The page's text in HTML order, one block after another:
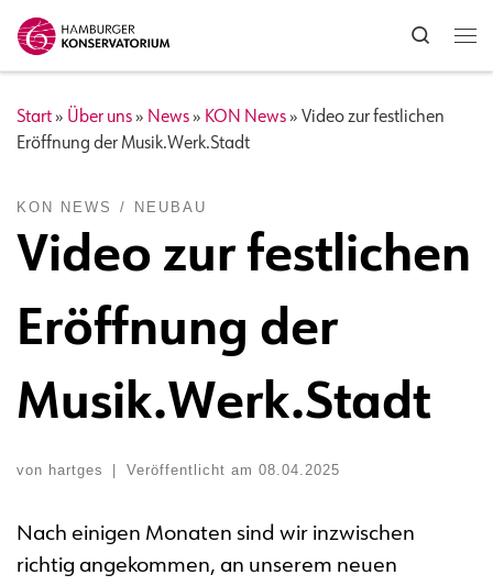
Zum Inhalt springen
Search
Start » Über uns » News » KON News » Video zur festlichen
Eröffnung der Musik.Werk.Stadt
KON NEWS NEUBAU
Video zur festlichen
Eröffnung der
Musik.Werk.Stadt
von hartges Veröffentlicht am 08.04.2025
Nach einigen Monaten sind wir inzwischen
richtig angekommen, an unserem neuen